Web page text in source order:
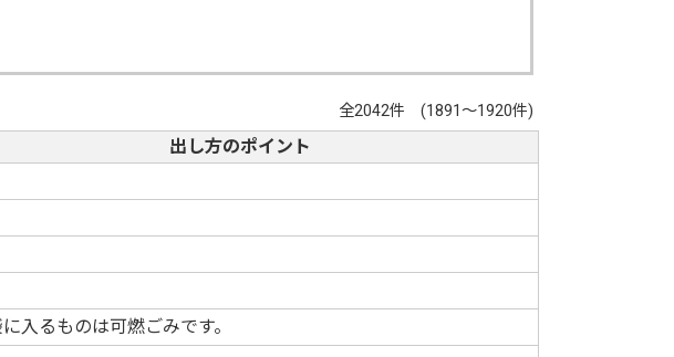
全2042件 (1891～1920件)
出し方のポイント
入るものは可燃ごみです。